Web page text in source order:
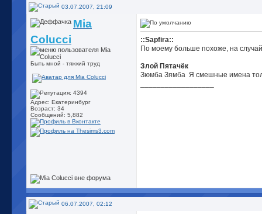
03.07.2007, 21:09
Mia
Colucci
Быть мной - тяжкий труд
Адрес: Екатеринбург
Возраст: 34
Сообщений: 5,882
::Sapfira::
По моему больше похоже, на
Злой Пятачёк
Зюмба Зямба Я смешные имена
06.07.2007, 02:12